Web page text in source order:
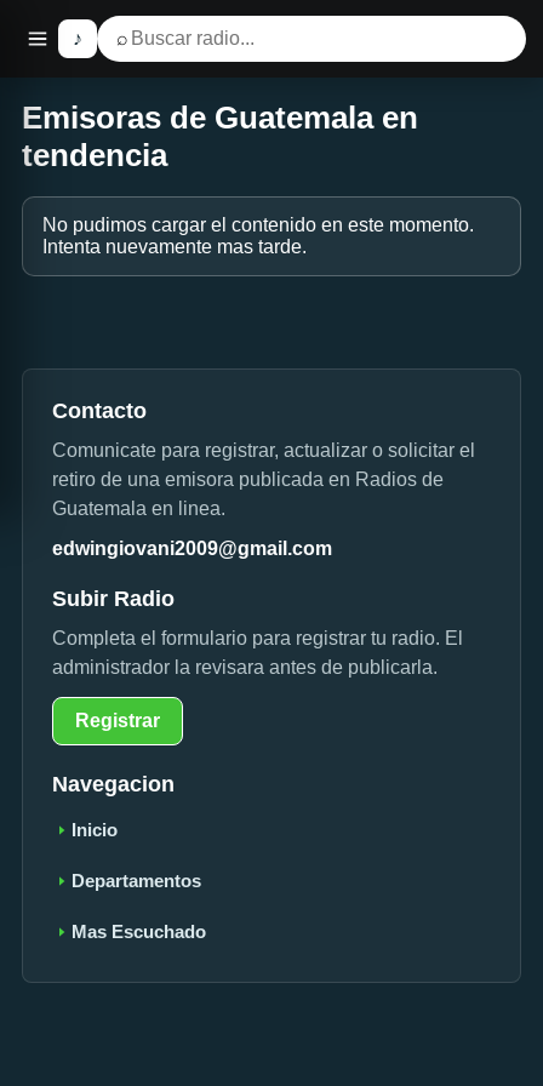
♪ ⌕
Emisoras de Guatemala en
tendencia
No pudimos cargar el contenido en este momento.
Intenta nuevamente mas tarde.
Contacto
Comunicate para registrar, actualizar o solicitar el
retiro de una emisora publicada en Radios de
Guatemala en linea.
edwingiovani2009@gmail.com
Subir Radio
Completa el formulario para registrar tu radio. El
administrador la revisara antes de publicarla.
Registrar
Navegacion
Inicio
Departamentos
Mas Escuchado